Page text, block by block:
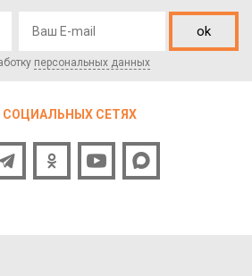
ok
персональных данных
СОЦИАЛЬНЫХ СЕТЯХ